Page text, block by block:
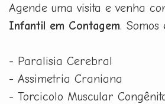
Agende uma visita e venha
Infantil em Contagem. Somos
- Paralisia Cerebral
- Assimetria Craniana
- Torcicolo Muscular